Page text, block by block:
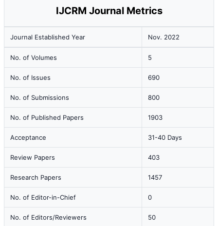
IJCRM Journal Metrics
Journal Established Year Nov. 2022
No. of Volumes 5
No. of Issues 690
No. of Submissions 800
No. of Published Papers 1903
Acceptance 31-40 Days
Review Papers 403
Research Papers 1457
No. of Editor-in-Chief 0
No. of Editors/Reviewers 50